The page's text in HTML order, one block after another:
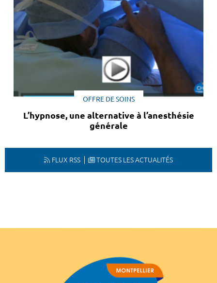
OFFRE DE SOINS
L’hypnose, une alternative à l’anesthésie
générale
FLUX RSS TOUTES LES ACTUALITÉS